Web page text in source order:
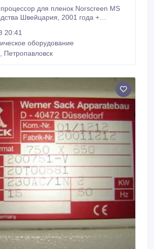
для пленок Norscreen MS
Продаются
20:41
оборудование
Петропавловск